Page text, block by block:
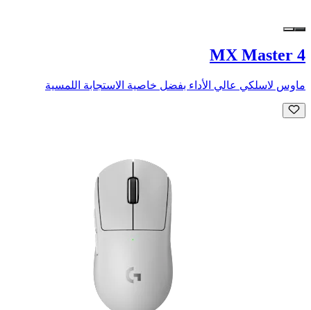
MX Master 4
ماوس لاسلكي عالي الأداء بفضل خاصية الاستجابة اللمسية